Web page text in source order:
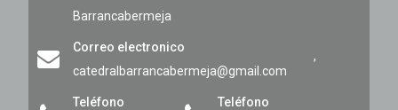
Barrancabermeja
Correo electronico
catedralbarrancabermeja@gmail.com
Teléfono
,
Teléfono